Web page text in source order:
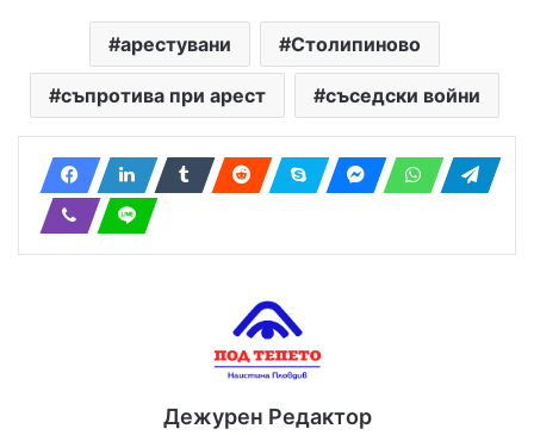
арестувани Столипиново
съпротива при арест съседски войни
Дежурен Редактор